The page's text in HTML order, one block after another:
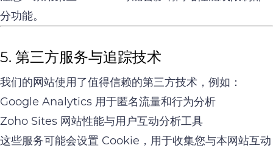
分功能。
5. 第三方服务与追踪技术
我们的网站使用了值得信赖的第三方技术，例如：
Google Analytics 用于匿名流量和行为分析
Zoho Sites 网站性能与用户互动分析工具
这些服务可能会设置 Cookie，用于收集您与本网站互动